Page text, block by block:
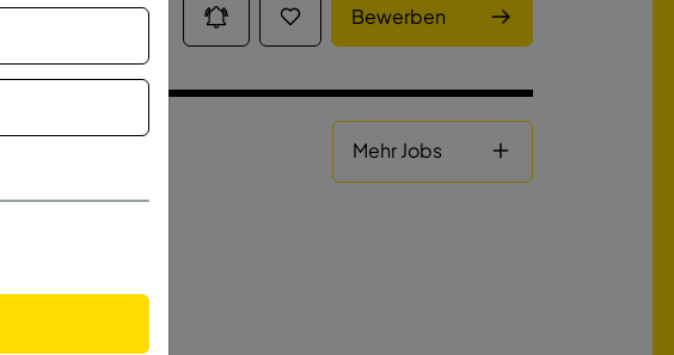
Bewerben
Mehr Jobs